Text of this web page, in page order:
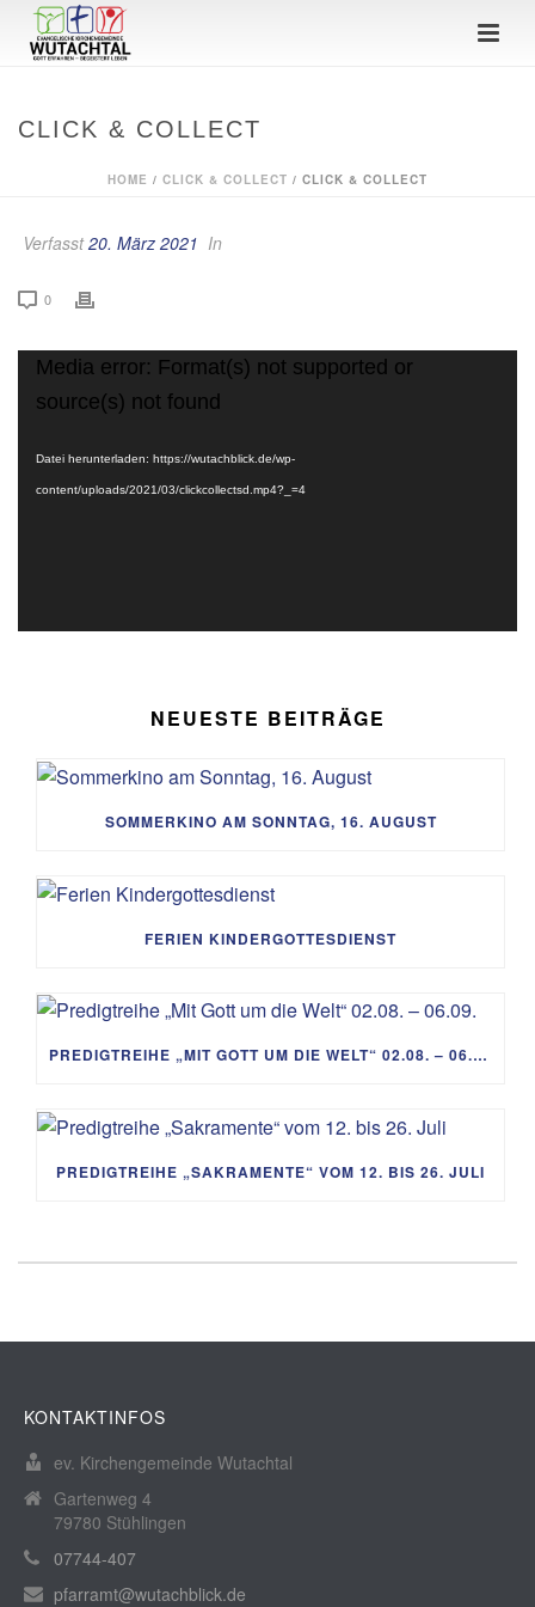
CLICK & COLLECT
HOME / CLICK & COLLECT / CLICK & COLLECT
Verfasst20. März 2021 In
0
Video-
Player
Media error: Format(s) not supported or
source(s) not found
Datei herunterladen: https://wutachblick.de/wp-
content/uploads/2021/03/clickcollectsd.mp4?_=4
NEUESTE BEITRÄGE
SOMMERKINO AM SONNTAG, 16. AUGUST
FERIEN KINDERGOTTESDIENST
PREDIGTREIHE „MIT GOTT UM DIE WELT“ 02.08. – 06.09.
PREDIGTREIHE „SAKRAMENTE“ VOM 12. BIS 26. JULI
KONTAKTINFOS
ev. Kirchengemeinde Wutachtal
Gartenweg 4
79780 Stühlingen
07744-407
pfarramt@wutachblick.de